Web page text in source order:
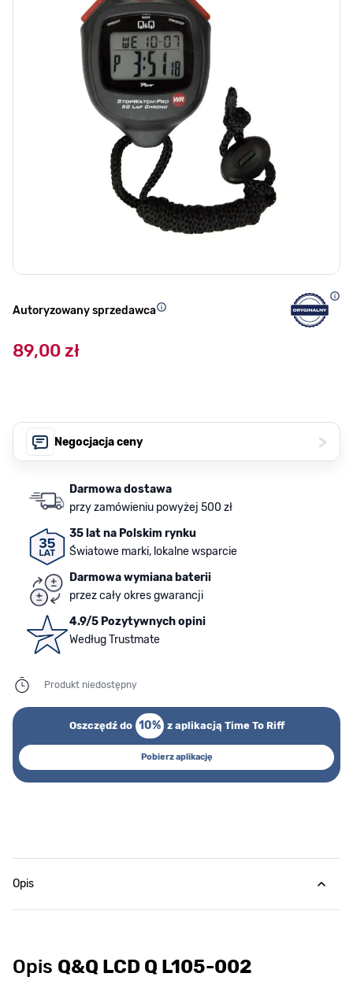
Autoryzowany sprzedawca
89,00 zł
Negocjacja ceny >
Darmowa dostawa
przy zamówieniu powyżej 500 zł
35 lat na Polskim rynku
Światowe marki, lokalne wsparcie
Darmowa wymiana baterii
przez cały okres gwarancji
4.9/5 Pozytywnych opini
Według Trustmate
Produkt niedostępny
Oszczędź do 10% z aplikacją Time To Riff
Pobierz aplikację
Opis
Opis Q&Q LCD Q L105-002